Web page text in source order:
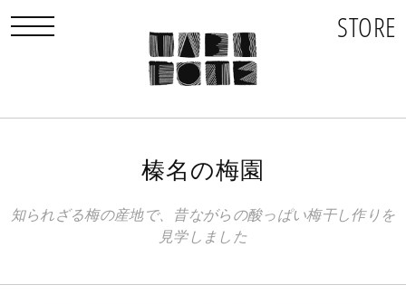
STORE
toggle navigation
榛名の梅園
知られざる梅の産地で、昔ながらの酸っぱい梅干し作りを
見学しました